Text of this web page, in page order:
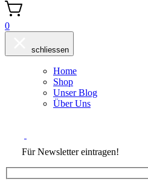
0
schliessen
Home
Shop
Unser Blog
Über Uns
Für Newsletter eintragen!